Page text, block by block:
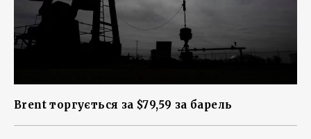
Brent торгується за $79,59 за барель